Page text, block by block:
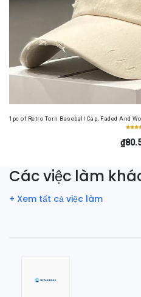
1pc of Retro Torn Baseball Cap, Faded And
Các việc làm
+ Xem tất cả việc làm